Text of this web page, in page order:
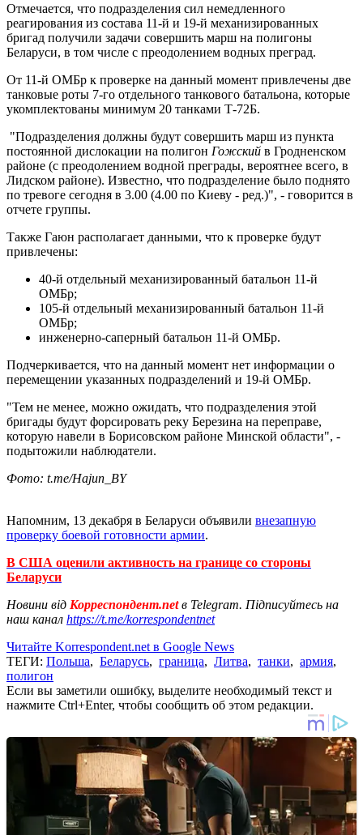
Отмечается, что подразделения сил немедленного
реагирования из состава 11-й и 19-й механизированных
бригад получили задачи совершить марш на полигоны
Беларуси, в том числе с преодолением водных преград.
От 11-й ОМБр к проверке на данный момент привлечены две
танковые роты 7-го отдельного танкового батальона, которые
укомплектованы минимум 20 танками Т-72Б.
"Подразделения должны будут совершить марш из пункта
постоянной дислокации на полигон Гожский в Гродненском
районе (с преодолением водной преграды, вероятнее всего, в
Лидском районе). Известно, что подразделение было поднято
по тревоге сегодня в 3.00 (4.00 по Киеву - ред.)", - говорится в
отчете группы.
Также Гаюн располагает данными, что к проверке будут
привлечены:
40-й отдельный механизированный батальон 11-й
ОМБр;
105-й отдельный механизированный батальон 11-й
ОМБр;
инженерно-саперный батальон 11-й ОМБр.
Подчеркивается, что на данный момент нет информации о
перемещении указанных подразделений и 19-й ОМБр.
"Тем не менее, можно ожидать, что подразделения этой
бригады будут форсировать реку Березина на переправе,
которую навели в Борисовском районе Минской области", -
подытожили наблюдатели.
Фото: t.me/Hajun_BY
Напомним, 13 декабря в Беларуси объявили внезапную
проверку боевой готовности армии.
В США оценили активность на границе со стороны
Беларуси
Новини від Корреспондент.netв Telegram. Підписуйтесь на
наш канал https://t.me/korrespondentnet
Читайте Korrespondent.net в Google News
ТЕГИ: Польша, Беларусь, граница, Литва, танки, армия,
полигон
Если вы заметили ошибку, выделите необходимый текст и
нажмите Ctrl+Enter, чтобы сообщить об этом редакции.